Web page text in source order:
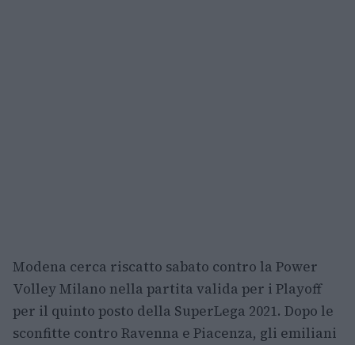
Modena cerca riscatto sabato contro la Power
Volley Milano nella partita valida per i Playoff
per il quinto posto della SuperLega 2021. Dopo le
sconfitte contro Ravenna e Piacenza, gli emiliani